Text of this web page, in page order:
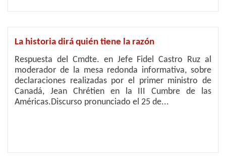
La historia dirá quién tiene la razón
Respuesta del Cmdte. en Jefe Fidel Castro Ruz al
moderador de la mesa redonda informativa, sobre
declaraciones realizadas por el primer ministro de
Canadá, Jean Chrétien en la III Cumbre de las
Américas.Discurso pronunciado el 25 de...